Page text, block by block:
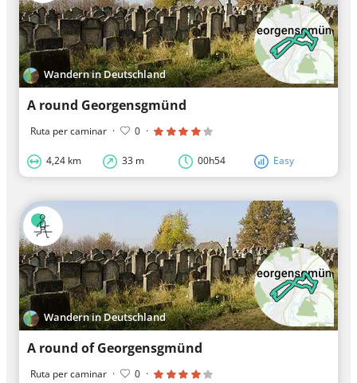
Wandern in Deutschland
A round Georgensgmünd
Ruta per caminar · 0 ·
4,24 km 33 m 00h54 Easy
Wandern in Deutschland
A round of Georgensgmünd
Ruta per caminar · 0 ·